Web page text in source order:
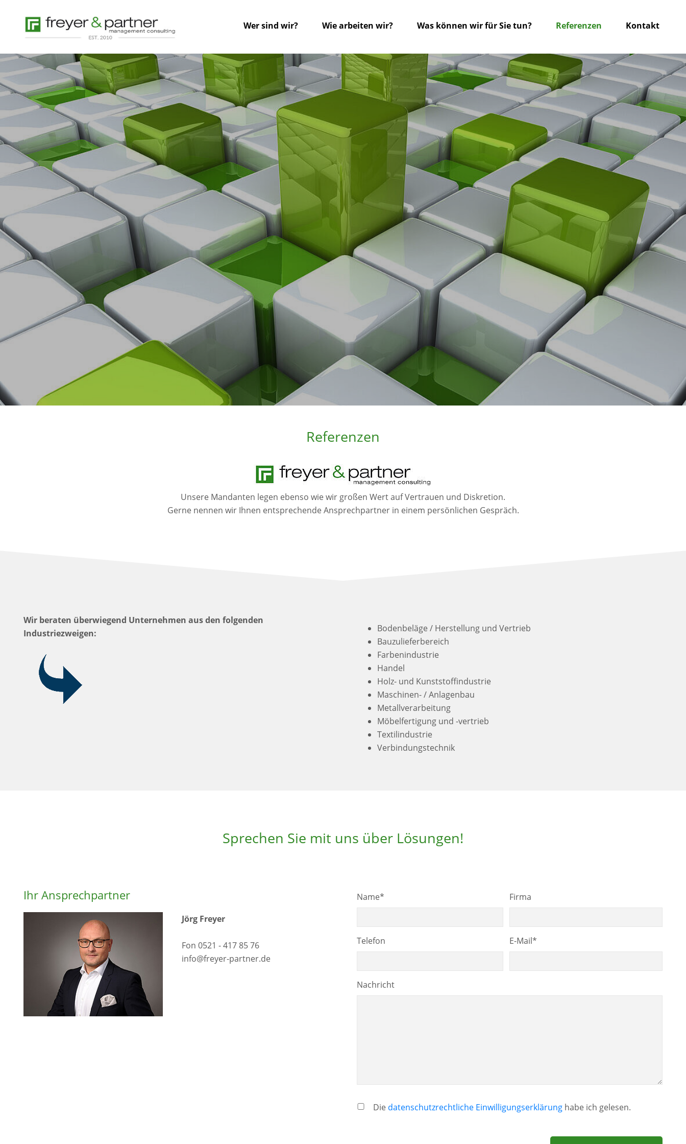
Wer sind wir? Wie arbeiten wir? Was können wir für Sie tun? Referenzen Kontakt
Referenzen
Unsere Mandanten legen ebenso wie wir großen Wert auf Vertrauen und Diskretion.
Gerne nennen wir Ihnen entsprechende Ansprechpartner in einem persönlichen Gespräch.
Wir beraten überwiegend Unternehmen aus den folgenden
Industriezweigen:
Bodenbeläge / Herstellung und Vertrieb
Bauzulieferbereich
Farbenindustrie
Handel
Holz- und Kunststoffindustrie
Maschinen- / Anlagenbau
Metallverarbeitung
Möbelfertigung und -vertrieb
Textilindustrie
Verbindungstechnik
Sprechen Sie mit uns über Lösungen!
Ihr Ansprechpartner
Jörg Freyer
Fon 0521 - 417 85 76
info@freyer-partner.de
Name*
Telefon
Firma
E-Mail*
Nachricht
Die datenschutzrechtliche Einwilligungserklärunghabe ich gelesen.